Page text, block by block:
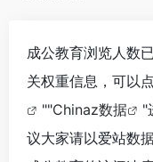
成公教育浏览人数
关权重信息，可以
""Chinaz数据
"
议大家请以爱站数